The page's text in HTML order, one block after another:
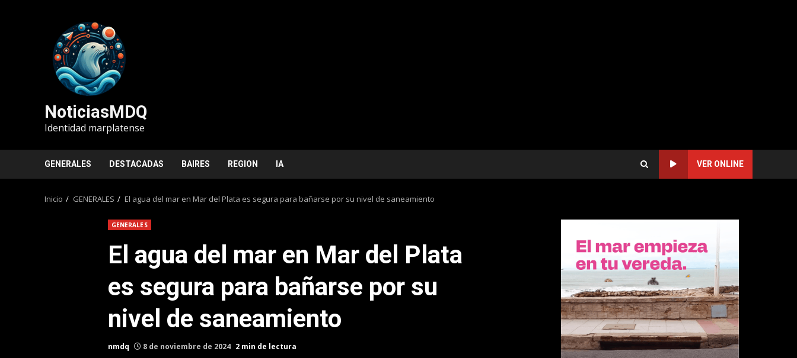
NoticiasMDQ
Identidad marplatense
GENERALES DESTACADAS BAIRES REGION IA VER ONLINE
Inicio GENERALES El agua del mar en Mar del Plata es segura para bañarse por su nivel de saneamiento
GENERALES
El agua del mar en Mar del Plata
es segura para bañarse por su
nivel de saneamiento
nmdq 8 de noviembre de 2024 2 min de lectura